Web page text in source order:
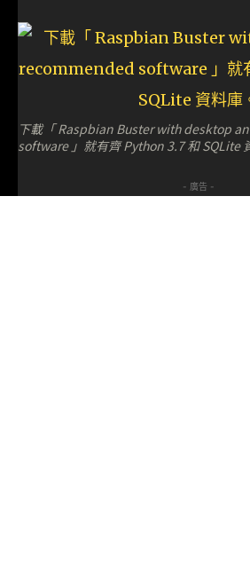
下載「 Raspbian Buster with desktop
software 」就有齊 Python 3.7 和 SQLite
- 廣告 -